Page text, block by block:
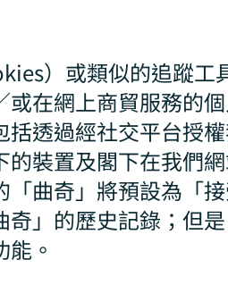
）或類似的追蹤工
在網上商貿服務的
透過經社交平台授
裝置及閣下在我們
曲奇」將預設為「
」的歷史記錄；但
。